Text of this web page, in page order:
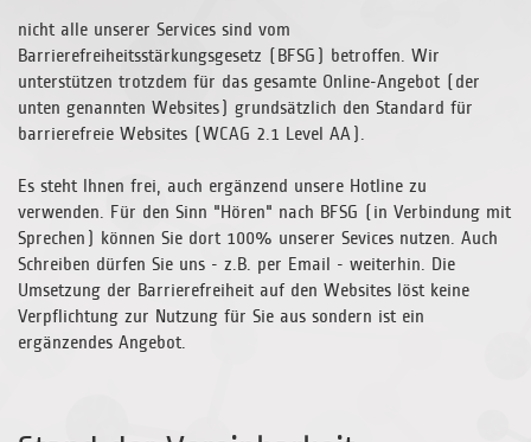
nicht alle unserer Services sind vom
Barrierefreiheitsstärkungsgesetz (BFSG) betroffen. Wir
unterstützen trotzdem für das gesamte Online-Angebot (der
unten genannten Websites) grundsätzlich den Standard für
barrierefreie Websites (WCAG 2.1 Level AA).
Es steht Ihnen frei, auch ergänzend unsere Hotline zu
verwenden. Für den Sinn "Hören" nach BFSG (in Verbindung mit
Sprechen) können Sie dort 100% unserer Sevices nutzen. Auch
Schreiben dürfen Sie uns - z.B. per Email - weiterhin. Die
Umsetzung der Barrierefreiheit auf den Websites löst keine
Verpflichtung zur Nutzung für Sie aus sondern ist ein
ergänzendes Angebot.